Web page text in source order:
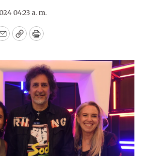
04:23 a. m.
EmailCopyPrint